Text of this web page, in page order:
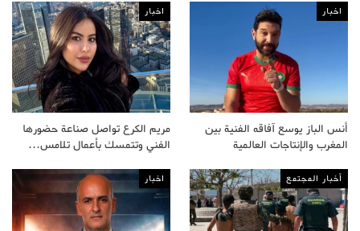
اخبار
أنس الباز يوسع آفاقه الفنية بين
المغرب والإنتاجات العالمية
اخبار
مريم الكرع تواصل صناعة حضورها
الفني وتتمسك بأعمال تلامس…
أخبار المجتمع اخبار